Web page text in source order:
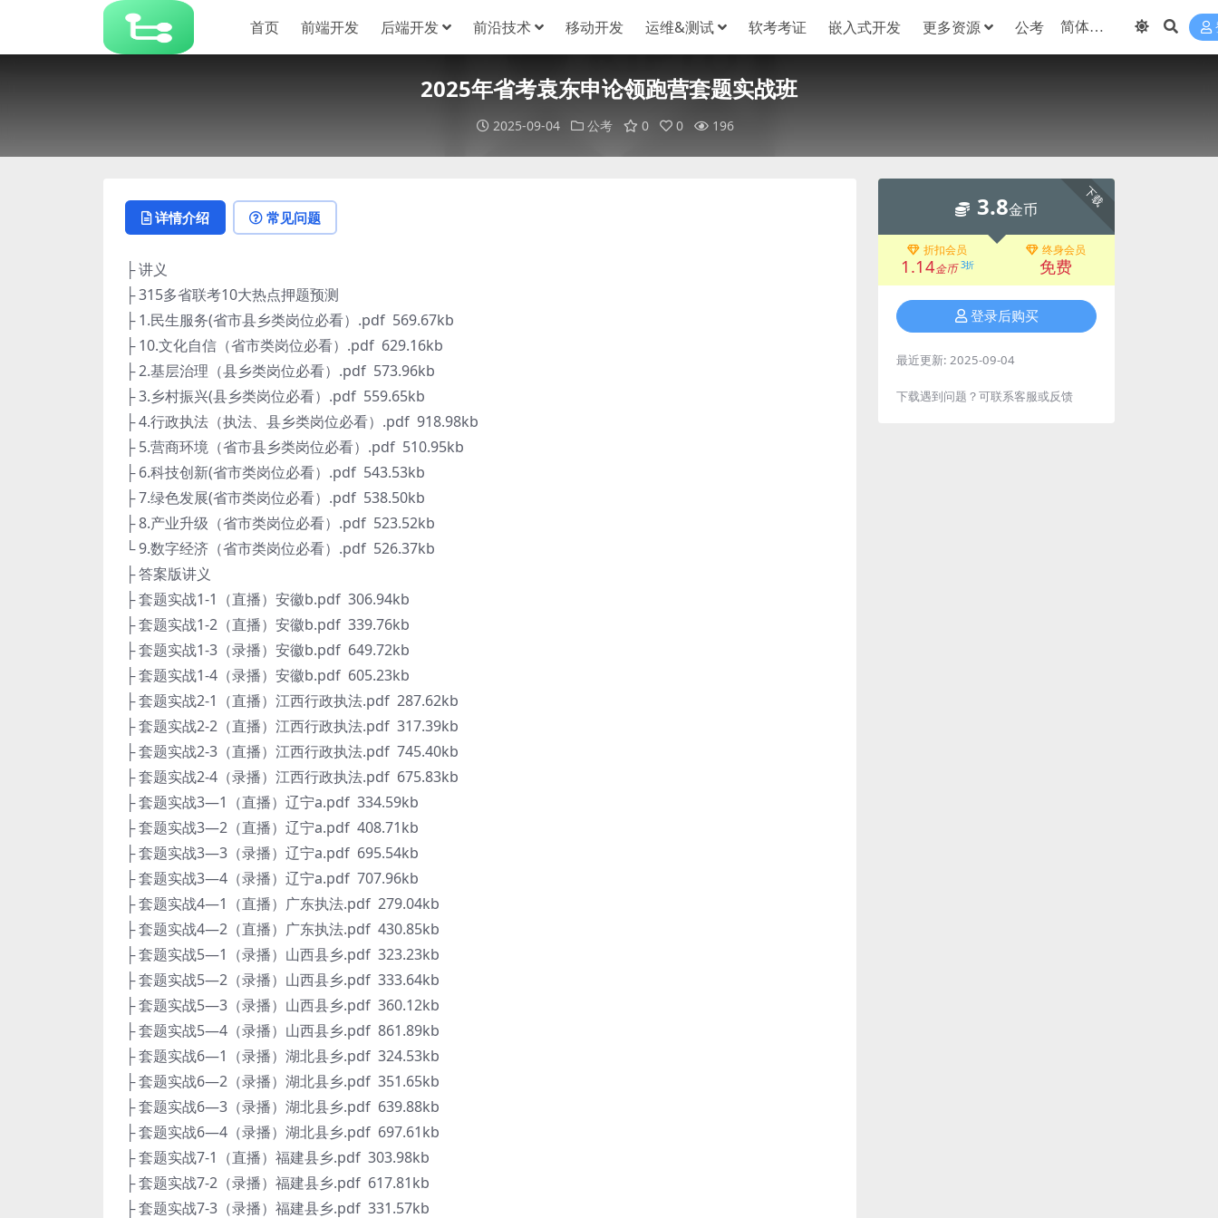
首页 前端开发 后端开发 前沿技术 移动开发 运维&测试 软考考证 嵌入式开发 更多资源 公考
2025年省考袁东申论领跑营套题实战班
2025-09-04 公考 0 0 196
详情介绍 常见问题
├ 讲义
├ 315多省联考10大热点押题预测
├ 1.民生服务(省市县乡类岗位必看）.pdf 569.67kb
├ 10.文化自信（省市类岗位必看）.pdf 629.16kb
├ 2.基层治理（县乡类岗位必看）.pdf 573.96kb
├ 3.乡村振兴(县乡类岗位必看）.pdf 559.65kb
├ 4.行政执法（执法、县乡类岗位必看）.pdf 918.98kb
├ 5.营商环境（省市县乡类岗位必看）.pdf 510.95kb
├ 6.科技创新(省市类岗位必看）.pdf 543.53kb
├ 7.绿色发展(省市类岗位必看）.pdf 538.50kb
├ 8.产业升级（省市类岗位必看）.pdf 523.52kb
└ 9.数字经济（省市类岗位必看）.pdf 526.37kb
├ 答案版讲义
├ 套题实战1-1（直播）安徽b.pdf 306.94kb
├ 套题实战1-2（直播）安徽b.pdf 339.76kb
├ 套题实战1-3（录播）安徽b.pdf 649.72kb
├ 套题实战1-4（录播）安徽b.pdf 605.23kb
├ 套题实战2-1（直播）江西行政执法.pdf 287.62kb
├ 套题实战2-2（直播）江西行政执法.pdf 317.39kb
├ 套题实战2-3（直播）江西行政执法.pdf 745.40kb
├ 套题实战2-4（录播）江西行政执法.pdf 675.83kb
├ 套题实战3—1（直播）辽宁a.pdf 334.59kb
├ 套题实战3—2（直播）辽宁a.pdf 408.71kb
├ 套题实战3—3（录播）辽宁a.pdf 695.54kb
├ 套题实战3—4（录播）辽宁a.pdf 707.96kb
├ 套题实战4—1（直播）广东执法.pdf 279.04kb
├ 套题实战4—2（直播）广东执法.pdf 430.85kb
├ 套题实战5—1（录播）山西县乡.pdf 323.23kb
├ 套题实战5—2（录播）山西县乡.pdf 333.64kb
├ 套题实战5—3（录播）山西县乡.pdf 360.12kb
├ 套题实战5—4（录播）山西县乡.pdf 861.89kb
├ 套题实战6—1（录播）湖北县乡.pdf 324.53kb
├ 套题实战6—2（录播）湖北县乡.pdf 351.65kb
├ 套题实战6—3（录播）湖北县乡.pdf 639.88kb
├ 套题实战6—4（录播）湖北县乡.pdf 697.61kb
├ 套题实战7-1（直播）福建县乡.pdf 303.98kb
├ 套题实战7-2（录播）福建县乡.pdf 617.81kb
├ 套题实战7-3（录播）福建县乡.pdf 331.57kb
下载
3.8金币
折扣会员
1.14金币 3折
终身会员
免费
登录后购买
最近更新: 2025-09-04
下载遇到问题？可联系客服或反馈